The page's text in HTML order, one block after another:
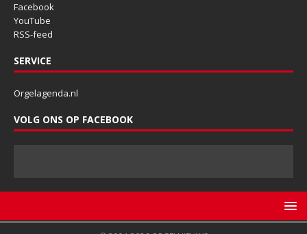
Facebook
YouTube
RSS-feed
SERVICE
Orgelagenda.nl
VOLG ONS OP FACEBOOK